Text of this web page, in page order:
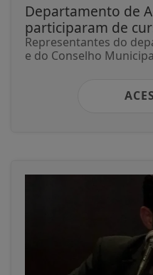
Departamento de
participaram de
Representantes do
e do Conselho